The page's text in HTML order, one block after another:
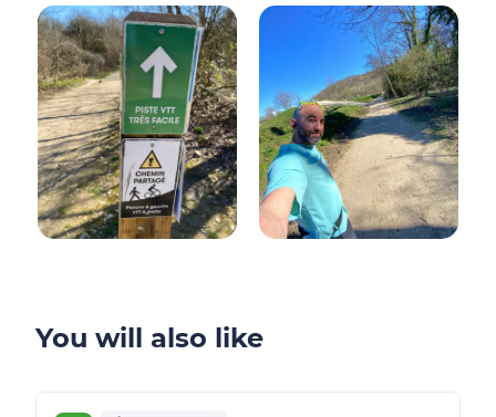
You will also like